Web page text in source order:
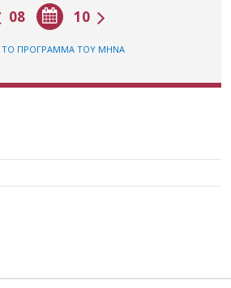
10
08
ΤΟ ΠΡΟΓΡΑΜΜΑ ΤΟΥ ΜΗΝΑ